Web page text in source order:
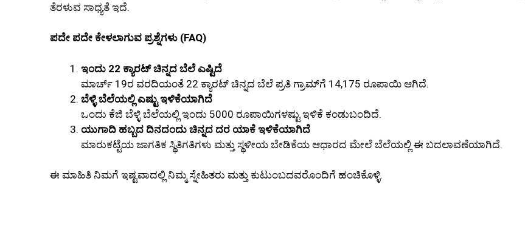
ತೆರಳುವ ಸಾಧ್ಯತೆ ಇದೆ.
ಪದೇ ಪದೇ ಕೇಳಲಾಗುವ ಪ್ರಶ್ನೆಗಳು (FAQ)
ಇಂದು 22 ಕ್ಯಾರಟ್ ಚಿನ್ನದ ಬೆಲೆ ಎಷ್ಟಿದೆ
ಮಾರ್ಚ್ 19ರ ವರದಿಯಂತೆ 22 ಕ್ಯಾರಟ್ ಚಿನ್ನದ ಬೆಲೆ ಪ್ರತಿ ಗ್ರಾಮ್‌ಗೆ 14,175 ರೂಪಾಯಿ ಆಗಿದೆ.
ಬೆಳ್ಳಿ ಬೆಲೆಯಲ್ಲಿ ಎಷ್ಟು ಇಳಿಕೆಯಾಗಿದೆ
ಒಂದು ಕೆಜಿ ಬೆಳ್ಳಿ ಬೆಲೆಯಲ್ಲಿ ಇಂದು 5000 ರೂಪಾಯಿಗಳಷ್ಟು ಇಳಿಕೆ ಕಂಡುಬಂದಿದೆ.
ಯುಗಾದಿ ಹಬ್ಬದ ದಿನದಂದು ಚಿನ್ನದ ದರ ಯಾಕೆ ಇಳಿಕೆಯಾಗಿದೆ
ಮಾರುಕಟ್ಟೆಯ ಜಾಗತಿಕ ಸ್ಥಿತಿಗತಿಗಳು ಮತ್ತು ಸ್ಥಳೀಯ ಬೇಡಿಕೆಯ ಆಧಾರದ ಮೇಲೆ ಬೆಲೆಯಲ್ಲಿ ಈ ಬದಲಾವಣೆಯಾಗಿದೆ.
ಈ ಮಾಹಿತಿ ನಿಮಗೆ ಇಷ್ಟವಾದಲ್ಲಿ ನಿಮ್ಮ ಸ್ನೇಹಿತರು ಮತ್ತು ಕುಟುಂಬದವರೊಂದಿಗೆ ಹಂಚಿಕೊಳ್ಳಿ.